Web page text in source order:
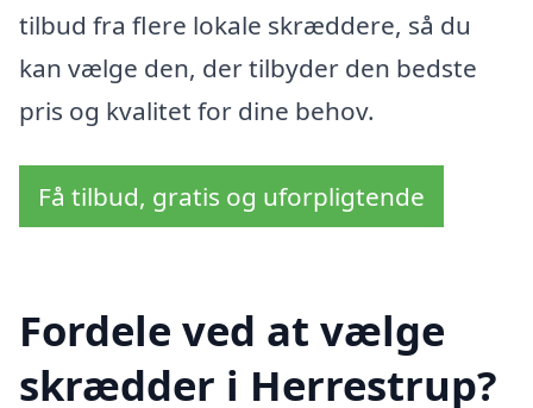
tilbud fra flere lokale skræddere, så du
kan vælge den, der tilbyder den bedste
pris og kvalitet for dine behov.
Få tilbud, gratis og uforpligtende
Fordele ved at vælge
skrædder i Herrestrup?